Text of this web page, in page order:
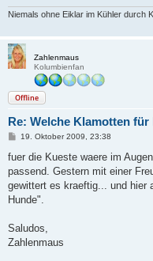
Niemals ohne Eiklar im Kühler durch
Zahlenmaus
Kolumbienfan
Offline
Re: Welche Klamotten
B
i
r
a
19. Oktober 2009, 23:38
fuer die Kueste waere im
passend. Gestern mit einer
gewittert es kraeftig... und hier
Hunde".
Saludos,
Zahlenmaus